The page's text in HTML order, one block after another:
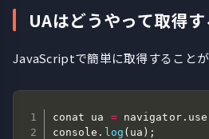
UAはどうやって取得す
JavaScriptで簡単に取得することが
conat ua = navigator.
console . log ( ua ) ;